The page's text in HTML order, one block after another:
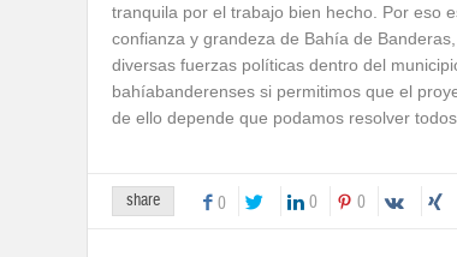
tranquila por el trabajo bien hecho. Por eso
confianza y grandeza de Bahía de
diversas fuerzas políticas dentro del
bahíabanderenses si permitimos que el
de ello depende que podamos resolver
share 0 0 0